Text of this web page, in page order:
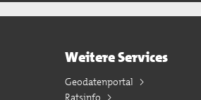
Weitere Services
Geodatenportal
Ratsinfo